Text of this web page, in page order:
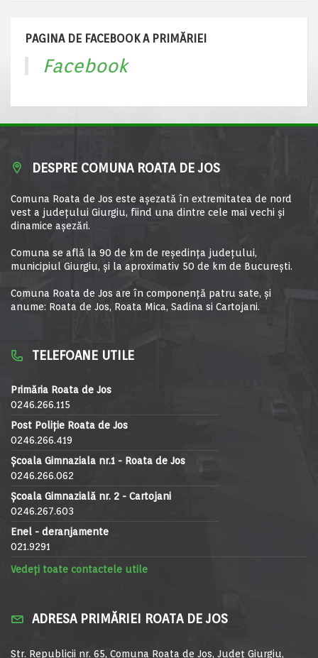
PAGINA DE FACEBOOK A PRIMĂRIEI
Facebook
DESPRE COMUNA ROATA DE JOS
Comuna Roata de Jos este aşezată în extremitatea de nord
vest a judeţului Giurgiu, fiind una dintre cele mai vechi şi
dinamice aşezări.
Comuna se află la 90 de km de reşedinţa judeţului,
municipiul Giurgiu, şi la aproximativ 50 de km de Bucureşti.
Comuna Roata de Jos are în componență patru sate, și
anume: Roata de Jos, Roata Mica, Sadina si Cartojani.
TELEFOANE UTILE
Primăria Roata de Jos
0246.266.115
Post Poliție Roata de Jos
0246.266.419
Școala Gimnaziala nr.1 - Roata de Jos
0246.266.062
Școala Gimnazială nr. 2 - Cartojani
0246.267.603
Enel - deranjamente
021.9291
Vedeți toate contactele utile
ADRESA PRIMĂRIEI ROATA DE JOS
Str. Republicii nr. 65, Comuna Roata de Jos, Județ Giurgiu,